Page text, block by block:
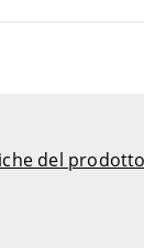
del prodotto